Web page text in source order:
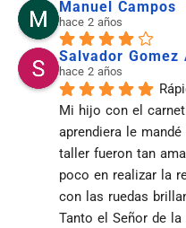
Manuel Campos
hace 2 años
Salvador Gomez
hace 2 años
Mi hijo con el
aprendiera le
taller fueron tan
poco en realizar la
con las ruedas
Tanto el Señor de